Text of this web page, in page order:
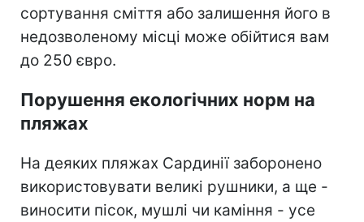
сортування сміття або залишення його в
недозволеному місці може обійтися вам
до 250 євро.
Порушення екологічних норм на
пляжах
На деяких пляжах Сардинії заборонено
використовувати великі рушники, а ще -
виносити пісок, мушлі чи каміння - усе